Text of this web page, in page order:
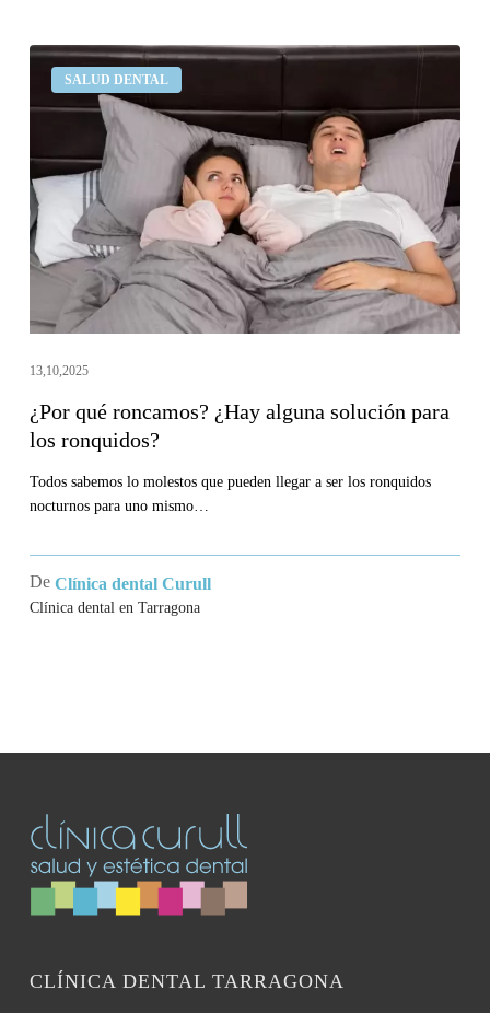
SALUD DENTAL
¿Por
qué
roncamos?
alguna
solución
para
los
ronquidos?
13,10,2025
¿Por qué roncamos? ¿Hay alguna solución para
los ronquidos?
Todos sabemos lo molestos que pueden llegar a ser los ronquidos
nocturnos para uno mismo…
De Clínica dental Curull
Clínica dental en Tarragona
CLÍNICA DENTAL TARRAGONA